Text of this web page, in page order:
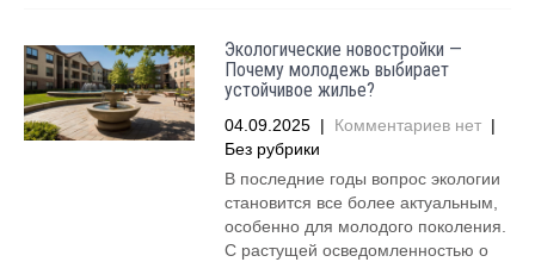
Экологические новостройки —
Почему молодежь выбирает
устойчивое жилье?
04.09.2025 | Комментариев нет |
Без рубрики
В последние годы вопрос экологии
становится все более актуальным,
особенно для молодого поколения.
С растущей осведомленностью о